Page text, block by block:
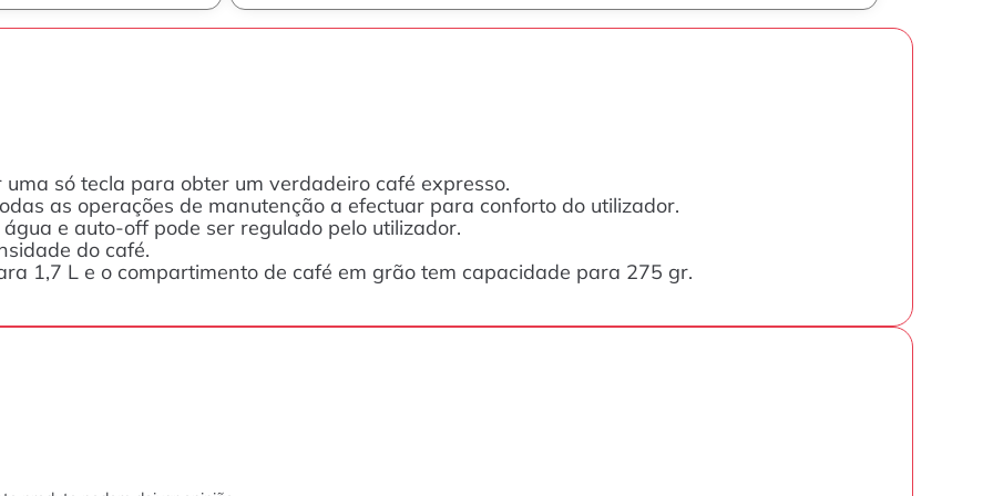
só tecla para obter um verdadeiro café expresso.
as operações de manutenção a efectuar para conforto do utilizador.
e auto-off pode ser regulado pelo utilizador.
do café.
1,7 L e o compartimento de café em grão tem capacidade para 275 gr.